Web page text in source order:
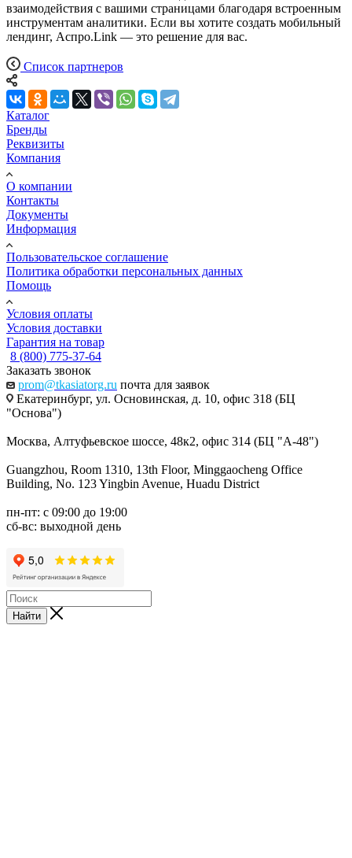
взаимодействия с вашими страницами благодаря встроенным
инструментам аналитики. Если вы хотите создать мобильный
лендинг, Аспро.Link — это решение для вас.
Список партнеров
Каталог
Бренды
Реквизиты
Компания
О компании
Контакты
Документы
Информация
Пользовательское соглашение
Политика обработки персональных данных
Помощь
Условия оплаты
Условия доставки
Гарантия на товар
8 (800) 775-37-64
Заказать звонок
prom@tkasiatorg.ru почта для заявок
Екатеринбург, ул. Основинская, д. 10, офис 318 (БЦ
"Основа")
Москва, Алтуфьевское шоссе, 48к2, офис 314 (БЦ "А-48")
Guangzhou, Room 1310, 13th Floor, Minggaocheng Office
Building, No. 123 Yingbin Avenue, Huadu District
пн-пт: с 09:00 до 19:00
сб-вс: выходной день
Найти